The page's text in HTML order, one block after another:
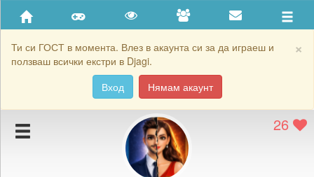
×
Ти си ГОСТ в момента. Влез в акаунта си за да играеш и
ползваш всички екстри в Djagi.
Вход
Нямам акаунт
Приятели
Хронология на игри
Подаръците на koci_ 26